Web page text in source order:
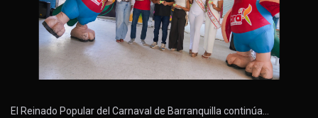
El Reinado Popular del Carnaval de Barranquilla continúa…